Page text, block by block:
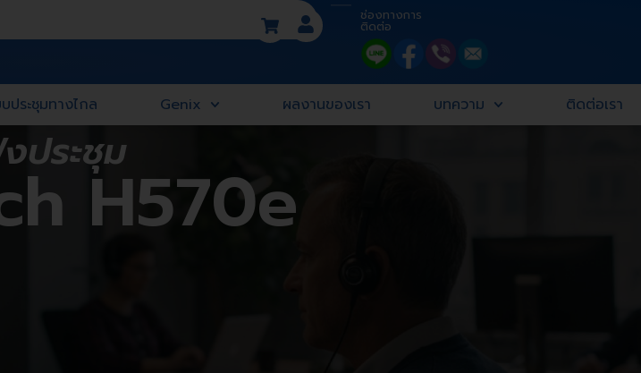
ช่องทางการ
ติดต่อ
บประชุมทางไกล Genix ผลงานของเรา บทความ ติดต่อเรา
ประชุม
H570e